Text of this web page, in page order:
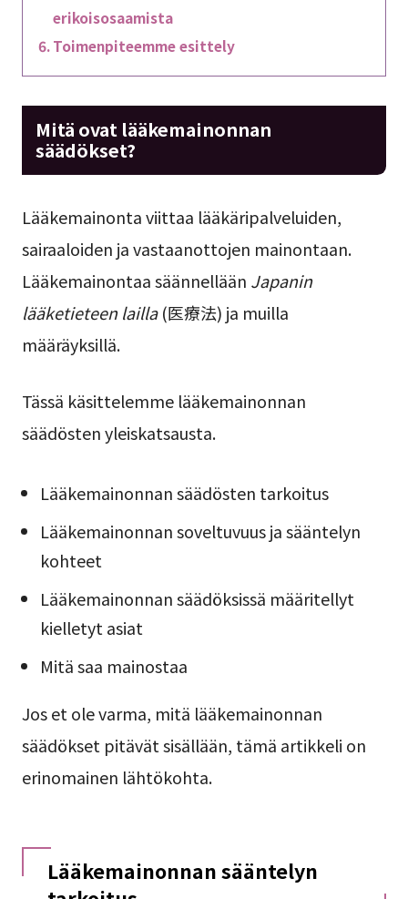
erikoisosaamista
Toimenpiteemme esittely
Mitä ovat lääkemainonnan
säädökset?
Lääkemainonta viittaa lääkäripalveluiden,
sairaaloiden ja vastaanottojen mainontaan.
Lääkemainontaa säännellään Japanin
lääketieteen lailla(医療法) ja muilla
määräyksillä.
Tässä käsittelemme lääkemainonnan
säädösten yleiskatsausta.
Lääkemainonnan säädösten tarkoitus
Lääkemainonnan soveltuvuus ja sääntelyn
kohteet
Lääkemainonnan säädöksissä määritellyt
kielletyt asiat
Mitä saa mainostaa
Jos et ole varma, mitä lääkemainonnan
säädökset pitävät sisällään, tämä artikkeli on
erinomainen lähtökohta.
Lääkemainonnan sääntelyn